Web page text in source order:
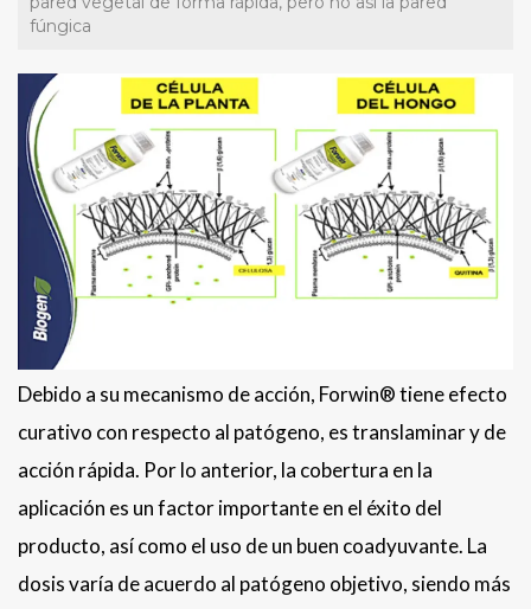
fúngica
Debido a su mecanismo de acción, Forwin® tiene efecto
curativo con respecto al patógeno, es translaminar y de
acción rápida. Por lo anterior, la cobertura en la
aplicación es un factor importante en el éxito del
producto, así como el uso de un buen coadyuvante. La
dosis varía de acuerdo al patógeno objetivo, siendo más